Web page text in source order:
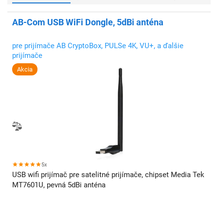
AB-Com USB WiFi Dongle, 5dBi anténa
pre prijímače AB CryptoBox, PULSe 4K, VU+, a ďalšie
prijímače
Akcia
5x
USB wifi prijímač pre satelitné prijímače, chipset Media Tek
MT7601U, pevná 5dBi anténa